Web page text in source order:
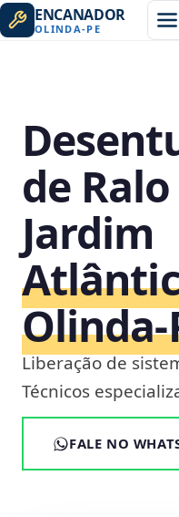
ENCANADOR
OLINDA-PE
de
Jardim
Liberação de
Técnicos
FALE NO